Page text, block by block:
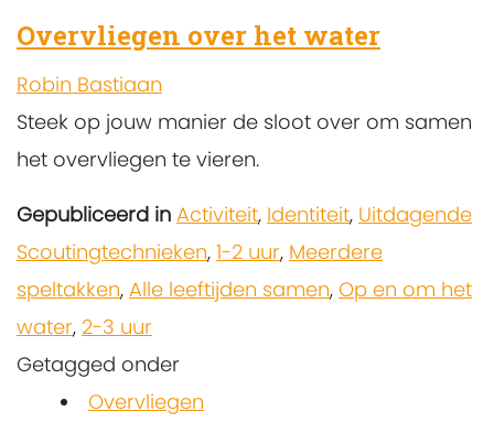
Overvliegen over het water
Robin Bastiaan
Steek op jouw manier de sloot over om samen
het overvliegen te vieren.
Gepubliceerd in Activiteit, Identiteit, Uitdagende
Scoutingtechnieken, 1-2 uur, Meerdere
speltakken, Alle leeftijden samen, Op en om het
water, 2-3 uur
Getagged onder
Overvliegen